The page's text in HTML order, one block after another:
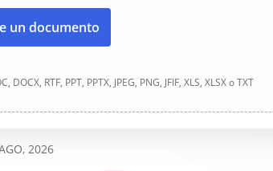
un documento
RTF, PPT, PPTX, JPEG, PNG, JFIF, XLS, XLSX o TXT
2026